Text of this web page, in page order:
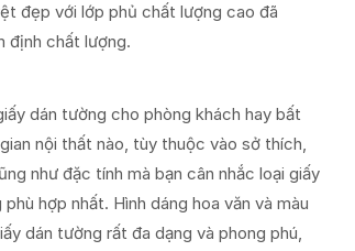
đẹp với lớp phủ chất lượng cao đã
định chất lượng.
dán tường cho phòng khách hay bất
nội thất nào, tùy thuộc vào sở thích,
như đặc tính mà bạn cân nhắc loại giấy
hợp nhất. Hình dáng hoa văn và màu
dán tường rất đa dạng và phong phú,